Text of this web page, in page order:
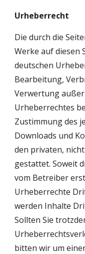
Urheberrecht
Die durch die
Werke auf diesen
deutschen
Bearbeitung,
Verwertung
Urheberrechtes
Zustimmung des
Downloads und
den privaten,
gestattet. Soweit
vom Betreiber
Urheberrechte
werden Inhalte
Sollten Sie
bitten wir um